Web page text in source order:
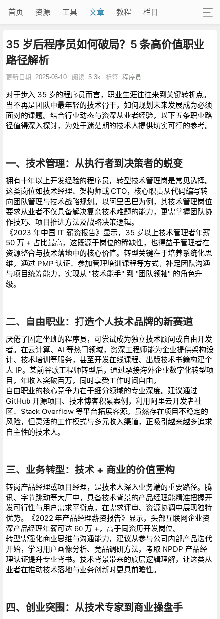
首页 资源 工具 文章 教程 栏目
35 岁后程序员如何破局？5 条高价值职业
路径解析
更新日期: 2025-06-10 阅读: 5.3k 标签: 程序员
对于步入 35 岁的程序员而言，职业生涯往往来到关键转折点。
当不再是团队中最年轻的技术骨干，如何规划未来发展成为必须
面对的课题。结合行业动态与资深从业者经验，以下五条职业路
径值得深入探讨，为处于迷茫期的技术人提供切实可行的参考。
一、技术管理：从执行者到决策者的蜕变
拥有十年以上开发经验的程序员，转型技术管理岗是常见选择。
这类岗位如技术经理、架构师或 CTO，核心职责从代码编写转
向团队管理与技术战略规划。以阿里巴巴为例，其技术管理岗位
要求从业者不仅具备解决复杂技术难题的能力，更需掌握团队协
作技巧、项目推进方法及战略决策逻辑。
《2023 年中国 IT 薪资报告》显示，35 岁以上技术管理者年薪
50 万 + 占比最高，这既源于岗位的稀缺性，也得益于管理者在
资源整合与技术落地中的核心价值。转型关键在于培养系统化思
维，通过 PMP 认证、参加管理培训课程等方式，补足团队沟通
与项目统筹能力，实现从 "技术能手" 到 "团队领袖" 的角色升
级。
二、自由职业：打造个人技术品牌的新赛道
厌倦了固定坐班的程序员，可尝试成为独立技术顾问或自由开发
者。在云计算、AI 等热门领域，资深工程师能为企业提供架构设
计、技术培训等服务，甚至开发在线课程、出版技术书籍构建个
人 IP。某前谷歌工程师转型后，通过承接海外企业数字化转型项
目，年收入突破百万，同时享受工作时间自由。
自由职业的核心竞争力在于细分领域的专业深度。建议通过
GitHub 开源项目、技术博客积累案例，利用阿里云开发者社
区、Stack Overflow 等平台拓展客源。虽然存在项目不稳定的
风险，但灵活的工作模式与多元收入渠道，正吸引越来越多追求
自主性的技术人。
三、业务转型：技术 + 商业的价值重构
转岗产品经理或项目经理，是技术人深入业务端的重要路径。腾
讯、字节跳动等大厂中，具备技术背景的产品经理能精准把握开
发可行性与用户需求平衡点，在需求评审、资源协调中展现独特
优势。《2022 年产品经理薪资报告》显示，头部互联网企业资
深产品经理年薪可达 60 万 +，高于同资历开发岗位。
转型需强化商业思维与沟通能力，建议从参与公司内部产品迭代
开始，学习用户画像分析、竞品调研方法，考取 NPDP 产品经
理认证提升专业背书。技术背景带来的底层逻辑理解，让这类从
业者在推动技术落地与业务创新时更具前瞻性。
四、创业突围：从技术专家到商业操盘手